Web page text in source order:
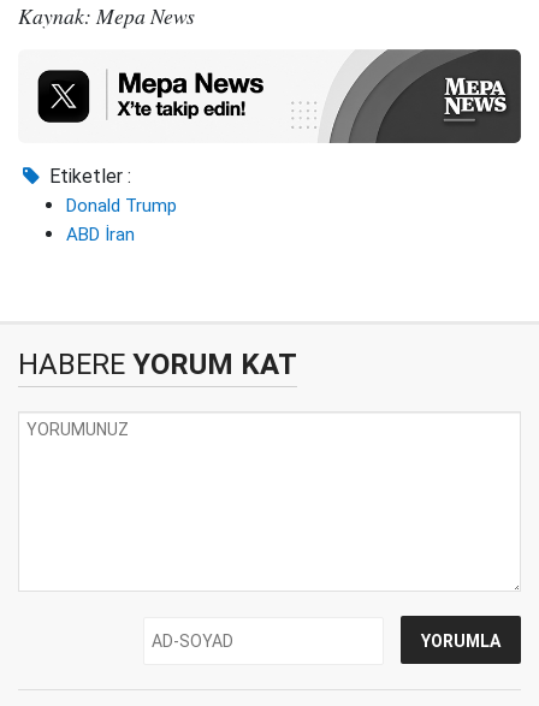
Kaynak: Mepa News
Etiketler :
Donald Trump
ABD İran
HABERE YORUM KAT